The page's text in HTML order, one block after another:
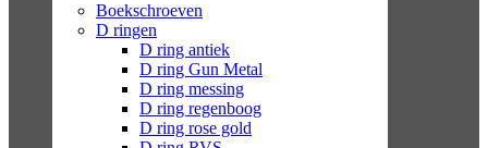
Boekschroeven
D ringen
D ring antiek
D ring Gun Metal
D ring messing
D ring regenboog
D ring rose gold